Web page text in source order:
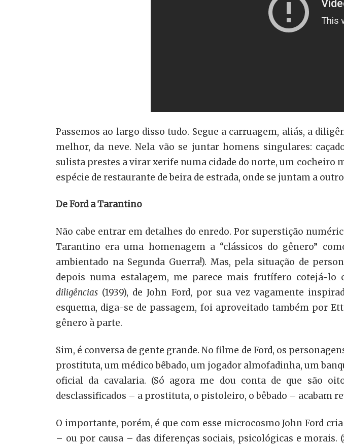
Passemos ao largo disso tudo. Segue a carruagem, aliás, a
melhor, da neve. Nela vão se juntar homens singulares:
sulista prestes a virar xerife numa cidade do norte, um cocheiro
espécie de restaurante de beira de estrada, onde se juntam a
De Ford a Tarantino
Não cabe entrar em detalhes do enredo. Por superstição
Tarantino era uma homenagem a “clássicos do gênero”
ambientado na Segunda Guerra!). Mas, pela situação de
depois numa estalagem, me parece mais frutífero cotejá-lo
diligências (1939), de John Ford, por sua vez vagamente
esquema, diga-se de passagem, foi aproveitado também por
gênero à parte.
Sim, é conversa de gente grande. No filme de Ford, os
prostituta, um médico bêbado, um jogador almofadinha, um
oficial da cavalaria. (Só agora me dou conta de que são
desclassificados – a prostituta, o pistoleiro, o bêbado – acabam
O importante, porém, é que com esse microcosmo John Ford
– ou por causa – das diferenças sociais, psicológicas e morais.